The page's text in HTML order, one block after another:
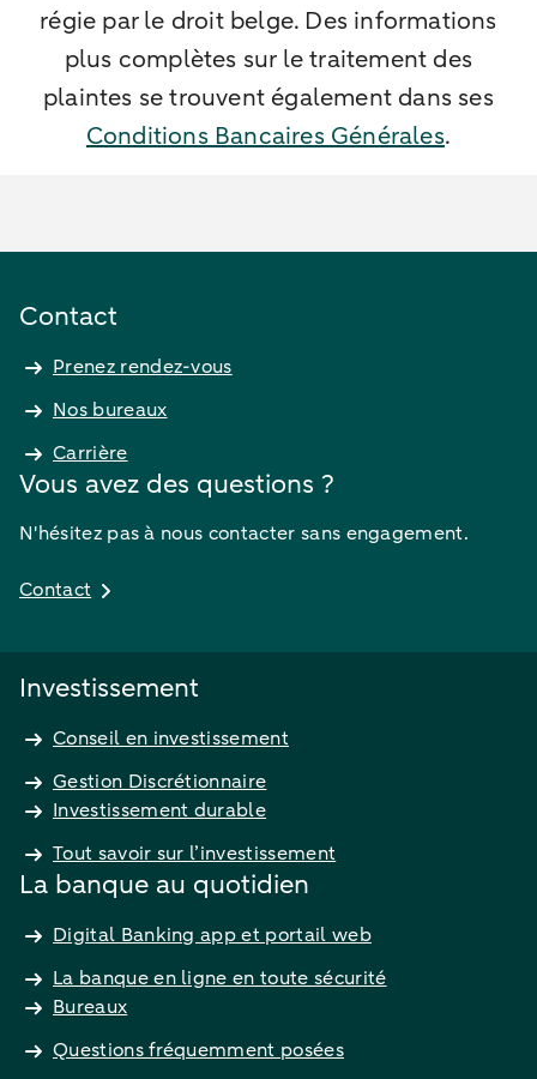
régie par le droit belge. Des informations
plus complètes sur le traitement des
plaintes se trouvent également dans ses
Conditions Bancaires Générales.
Contact
Prenez rendez-vous
Nos bureaux
Carrière
Vous avez des questions ?
N'hésitez pas à nous contacter sans engagement.
Contact
Investissement
Conseil en investissement
Gestion Discrétionnaire
Investissement durable
Tout savoir sur l’investissement
La banque au quotidien
Digital Banking app et portail web
La banque en ligne en toute sécurité
Bureaux
Questions fréquemment posées